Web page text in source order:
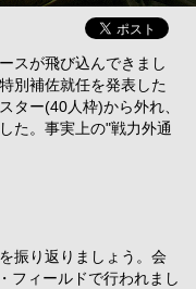
スが飛び込んできまし
別補佐就任を発表した
ター(40人枠)から外れ、
た。事実上の"戦力外通
振り返りましょう。会
フィールドで行われまし